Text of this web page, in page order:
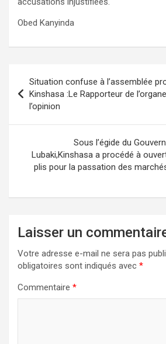
Obed Kanyinda
de
l’article
Situation confuse à l’assemblée
Kinshasa :Le Rapporteur de
l’opinion
Sous l’égide du
Lubaki,Kinshasa a procédé à
plis pour la passation des
Laisser un
Votre adresse e-mail ne sera pas
obligatoires sont indiqués avec *
Commentaire *